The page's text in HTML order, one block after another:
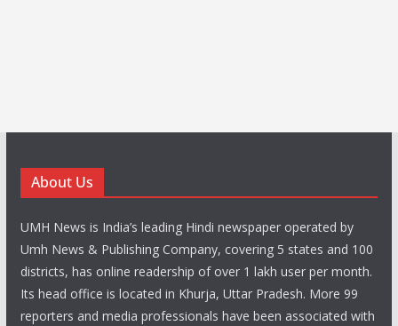
About Us
UMH News is India’s leading Hindi newspaper operated by
Umh News & Publishing Company, covering 5 states and 100
districts, has online readership of over 1 lakh user per month.
Its head office is located in Khurja, Uttar Pradesh. More 99
reporters and media professionals have been associated with